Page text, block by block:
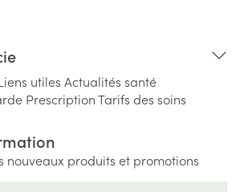
utiles Actualités santé
PrescriptionTarifs des soins
nouveaux produits et promotions